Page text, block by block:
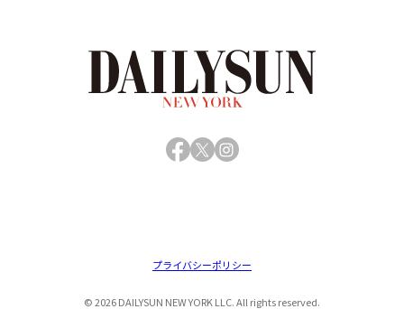
Facebook
X Instagram
© 2026 DAILYSUN NEW YORK LLC. All rights reserved.
プライバシーポリシー